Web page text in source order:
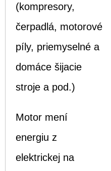
(kompresory,
čerpadlá, motorové
píly, priemyselné a
domáce šijacie
stroje a pod.)
Motor mení
energiu z
elektrickej na